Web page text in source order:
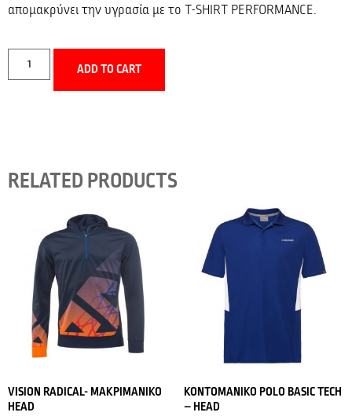
απομακρύνει την υγρασία με το T-SHIRT PERFORMANCE.
ADD TO CART
RELATED PRODUCTS
VISION RADICAL- ΜΑΚΡΙΜΑΝΙΚΟ
HEAD
ΚΟΝΤΟΜΑΝΙΚΟ POLO BASIC TECH
– HEAD